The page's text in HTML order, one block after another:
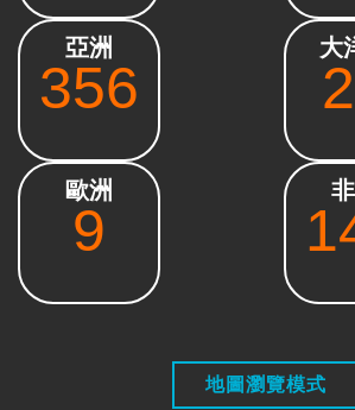
會員登入
亞洲
356
大
歐洲
9
地圖瀏覽模式